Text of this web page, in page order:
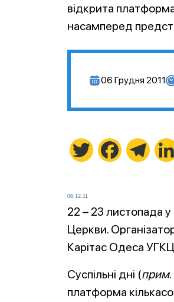
відкрита
насамперед
06 Грудня 2011
Twitter Facebook
06.12.11
22 – 23 листопада у
Церкви.
Карітас Одеса
Суспільні дні (прим
платформа